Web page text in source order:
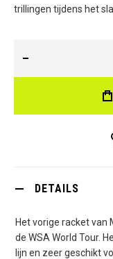
trillingen tijdens het
DETAILS
Het vorige racket van
de WSA World Tour.
lijn en zeer geschikt